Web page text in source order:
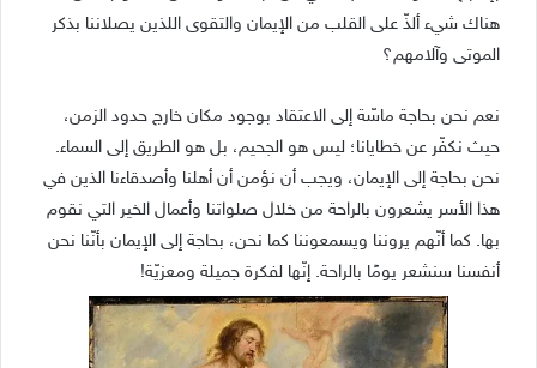
هناك شيء ألذّ على القلب من الإيمان والتقوى اللذين يصلاننا بذكر
الموتى وآلامهم؟
نعم نحن بحاجة ماسّة إلى الاعتقاد بوجود مكان خارج حدود الزمن،
حيث نكفّر عن خطايانا؛ ليس هو الجحيم، بل هو الطريق إلى السماء.
نحن بحاجة إلى الإيمان، ويجب أن نؤمن أن أهلنا وأصدقاءنا الذين في
هذا الأسر يشعرون بالراحة من خلال صلواتنا وأعمال الخير التي نقوم
بها. كما أنّهم يروننا ويسمعوننا كما نحن، بحاجة إلى الإيمان بأنّنا نحن
أنفسنا سنشعر يومًا بالراحة. إنّها لفكرة جميلة ومعزيّة!